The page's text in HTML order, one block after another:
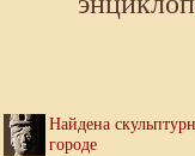
Найдена
городе